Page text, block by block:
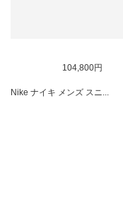
104,800円
Nike ナイキ メンズ スニ...